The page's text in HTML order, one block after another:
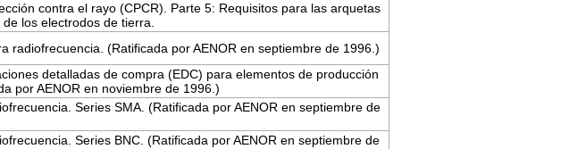
contra el rayo (CPCR). Parte 5: Requisitos para las arquetas
los electrodos de tierra.
radiofrecuencia. (Ratificada por AENOR en septiembre de 1996.)
detalladas de compra (EDC) para elementos de producción
por AENOR en noviembre de 1996.)
Series SMA. (Ratificada por AENOR en septiembre de
Series BNC. (Ratificada por AENOR en septiembre de